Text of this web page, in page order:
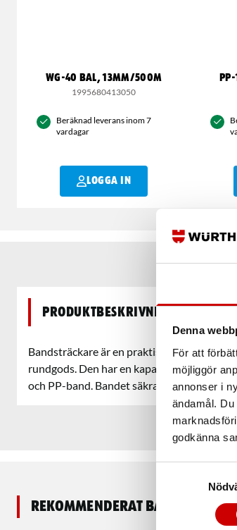
Denna
För att
möjliggör
annonser i
ändamål.
godkänna
WG-40 BAL, 13MM/500M
1995680413050
Beräknad leverans inom 7
vardagar
LOGGA IN
Produktbeskrivning
Bandsträckare är en praktisk
rundgods. Den har en kapacitet på 13-
och PP-band. Bandet säkras enkelt med
Rekommenderat baserat på